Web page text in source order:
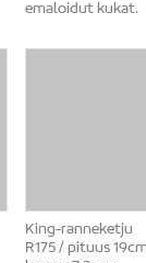
emaloidut kukat.
King-ranneketju
R175 / pituus